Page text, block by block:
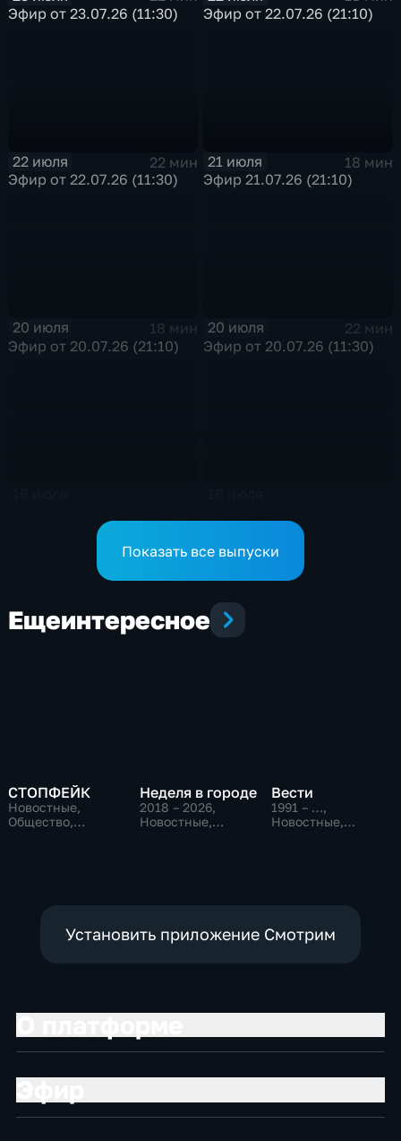
Эфир от 23.07.26 (11:30)
Эфир от 22.07.26 (21:10)
22 июля
22 мин
Эфир от 22.07.26 (11:30)
21 июля
18 мин
Эфир 21.07.26 (21:10)
20 июля
18 мин
Эфир от 20.07.26 (21:10)
20 июля
22 мин
Эфир от 20.07.26 (11:30)
Показать все выпуски
Ещеинтересное
СТОПФЕЙК
Новостные,
Общество,
Неделя в городе
2018 – 2026,
Новостные,
Вести
1991 – …,
Новостные,
Установить приложение Смотрим